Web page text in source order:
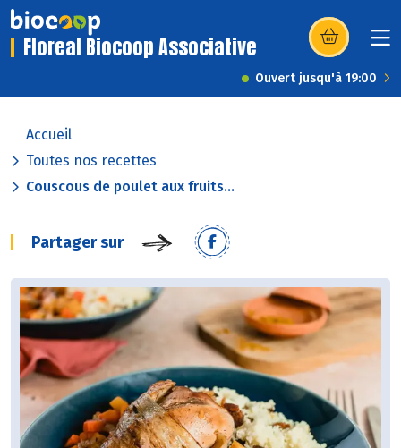
Floreal Biocoop Associative (s’ouvre dans
Ouvert jusqu'à 19:00
Accueil
Toutes nos recettes
Couscous de poulet aux fruits...
Partager sur